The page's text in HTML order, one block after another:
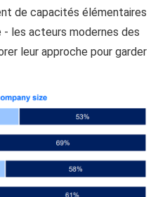
de capacités élémentaires
les acteurs modernes des
leur approche pour garder